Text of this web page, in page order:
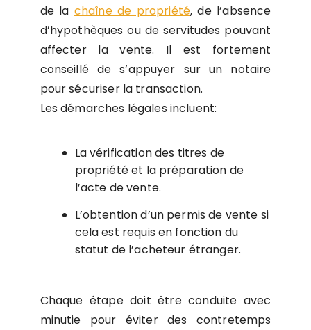
de la chaîne de propriété, de l’absence
d’hypothèques ou de servitudes pouvant
affecter la vente. Il est fortement
conseillé de s’appuyer sur un notaire
pour sécuriser la transaction.
Les démarches légales incluent:
La vérification des titres de
propriété et la préparation de
l’acte de vente.
L’obtention d’un permis de vente si
cela est requis en fonction du
statut de l’acheteur étranger.
Chaque étape doit être conduite avec
minutie pour éviter des contretemps